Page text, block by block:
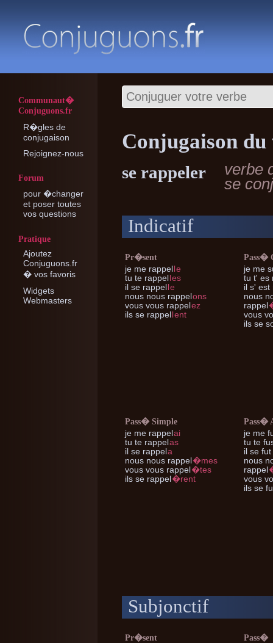
Communaut�
Conjuguons.fr
R�gles de
conjugaison
Rejoignez-nous
Forum
pour �changer
et poser toutes
vos questions
Pratique
Ajoutez
Conjuguons.fr
� vos favoris
Widgets
Webmasters
Conjugaison
se rappeler
verbe
se
Indicatif
Pr�sent
je me rappelle
tu te rappelles
il se rappelle
nous nous rappelons
vous vous rappelez
ils se rappellent
Pass�
je me
tu t' es
il s' est
nous
rappel
vous
ils se
Pass� Simple
je me rappelai
tu te rappelas
il se rappela
nous nous rappel�mes
vous vous rappel�tes
ils se rappel�rent
Pass�
je me
tu te
il se fut
nous
rappel
vous
ils se
Subjonctif
Pr�sent
Pass�